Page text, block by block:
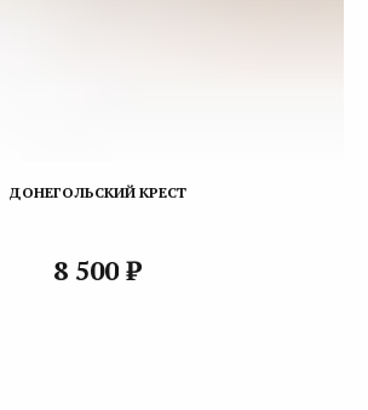
ДОНЕГОЛЬСКИЙ КРЕСТ
8 500 ₽